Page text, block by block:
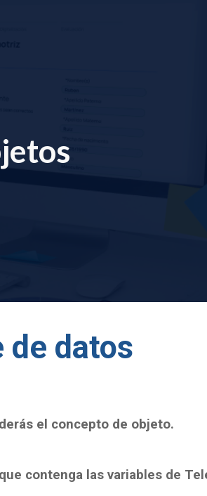
de datos
el concepto de objeto.
contenga las variables de